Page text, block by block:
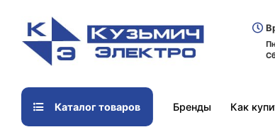
Каталог товаров Бренды Как